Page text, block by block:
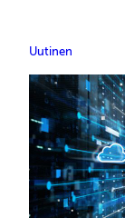
Uutinen